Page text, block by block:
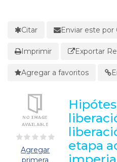
Citar Enviar este
Imprimir Exportar
Agregar a favoritos
Agregar
primera
etapa